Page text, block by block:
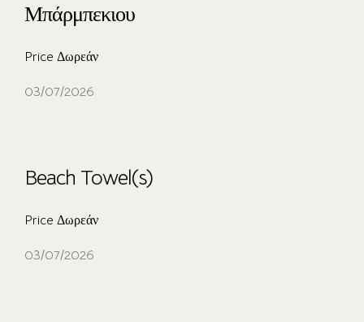
Μπάρμπεκιου
Price Δωρεάν
03/07/2026
Beach Towel(s)
Price Δωρεάν
03/07/2026